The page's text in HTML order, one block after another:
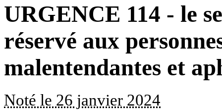
URGENCE 114 - le
réservé aux
malentendantes et
Noté le 26 janvier 2024